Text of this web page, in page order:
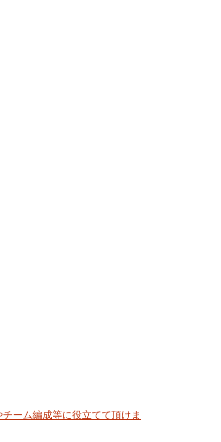
ーム編成等に役立てて頂けま